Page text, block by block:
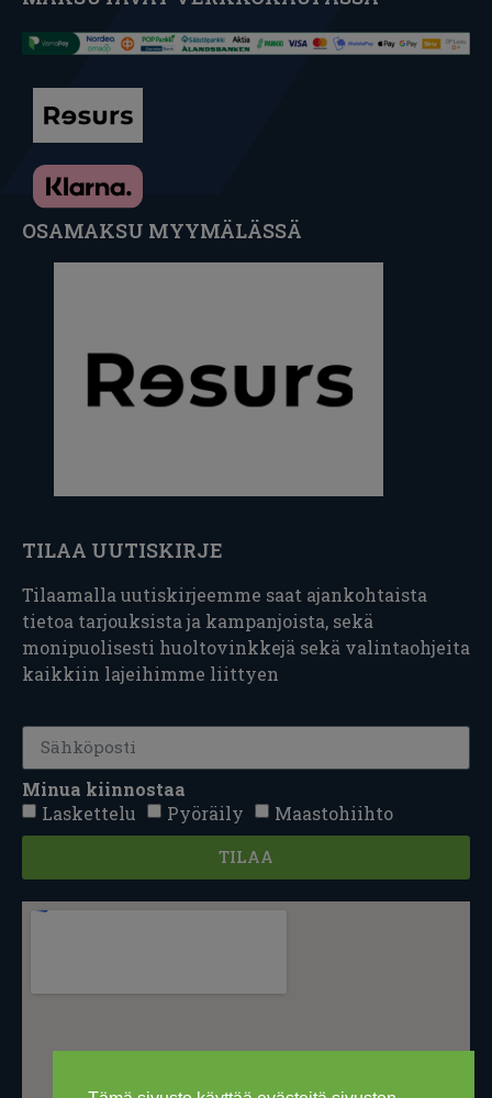
OSAMAKSU MYYMÄLÄSSÄ
TILAA UUTISKIRJE
Tilaamalla uutiskirjeemme saat ajankohtaista
tietoa tarjouksista ja kampanjoista, sekä
monipuolisesti huoltovinkkejä sekä valintaohjeita
kaikkiin lajeihimme liittyen
Minua kiinnostaa
Laskettelu
Pyöräily Maastohiihto
TILAA